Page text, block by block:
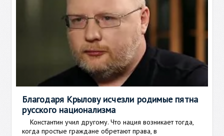
Благодаря Крылову исчезли родимые пятна
русского национализма
Константин учил другому. Что нация возникает тогда,
когда простые граждане обретают права, в